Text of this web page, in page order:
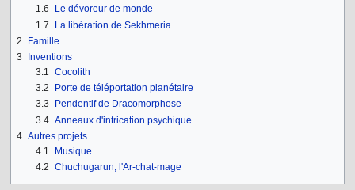
1.6
Le dévoreur de monde
1.7
La libération de Sekhmeria
2
Famille
3
Inventions
3.1 Cocolith
3.2
Porte de téléportation planétaire
3.3
Pendentif de Dracomorphose
3.4 Anneaux d'intrication psychique
4 Autres projets
4.1
Musique
4.2 Chuchugarun, l'Ar-chat-mage